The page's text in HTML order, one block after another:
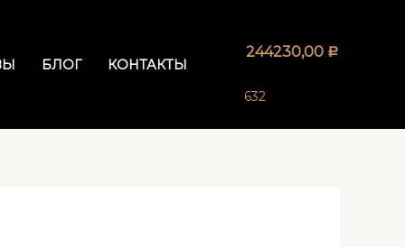
БЛОГ КОНТАКТЫ
244230,00 Р
632